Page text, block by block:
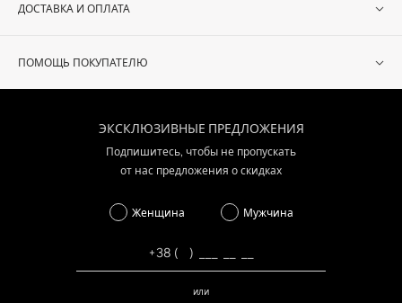
ДОСТАВКА И ОПЛАТА
ПОМОЩЬ ПОКУПАТЕЛЮ
ЭКСКЛЮЗИВНЫЕ ПРЕДЛОЖЕНИЯ
Подпишитесь, чтобы не пропускать
от нас предложения о скидках
Женщина Мужчина
или